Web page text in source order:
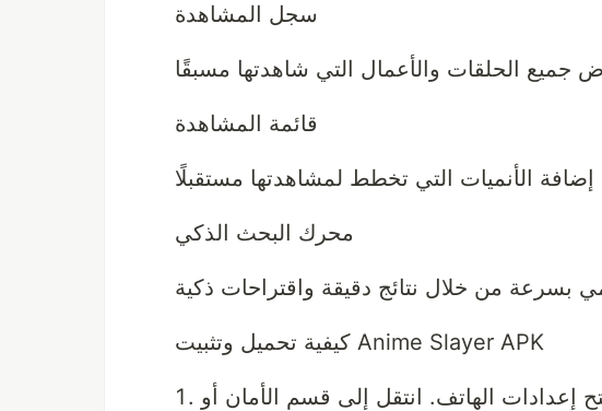
سجل المشاهدة
قائمة المشاهدة
محرك البحث الذكي
كيفية تحميل وتثبيت Anime Slayer APK
إعدادات الهاتف. انتقل إلى قسم الأمان أو